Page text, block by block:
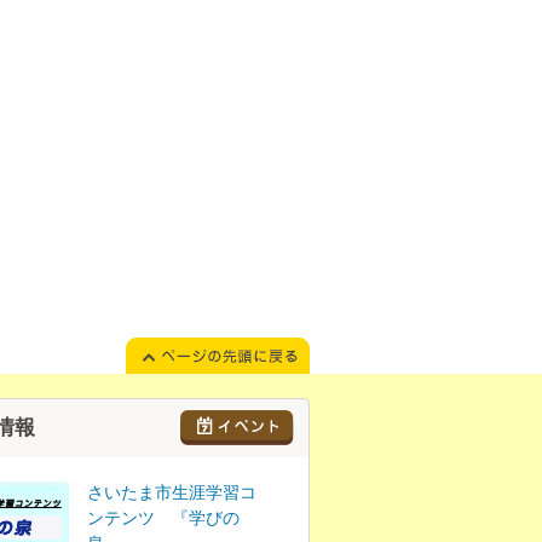
報
さいたま市生涯学習コ
ンテンツ 『学びの